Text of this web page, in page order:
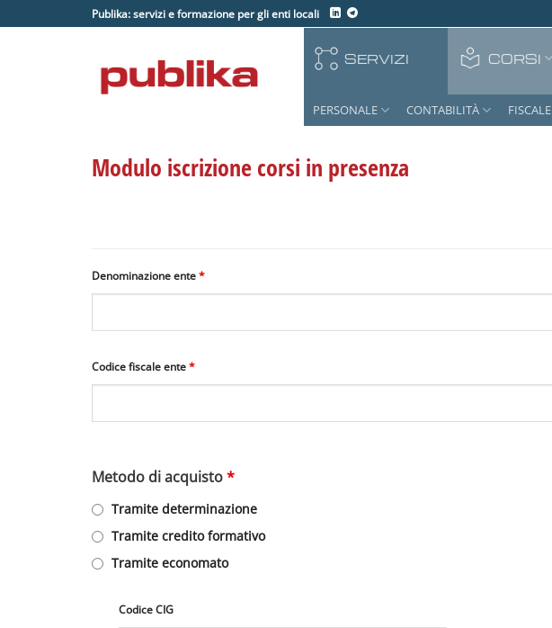
ai
Publika: servizi e formazione per gli enti locali
SERVIZI CORSI
PERSONALE CONTABILITÀ FISCALE
Modulo iscrizione corsi in presenza
Denominazione ente*
Codice fiscale ente*
Metodo di acquisto*
Tramite determinazione
Tramite credito formativo
Tramite economato
Codice CIG